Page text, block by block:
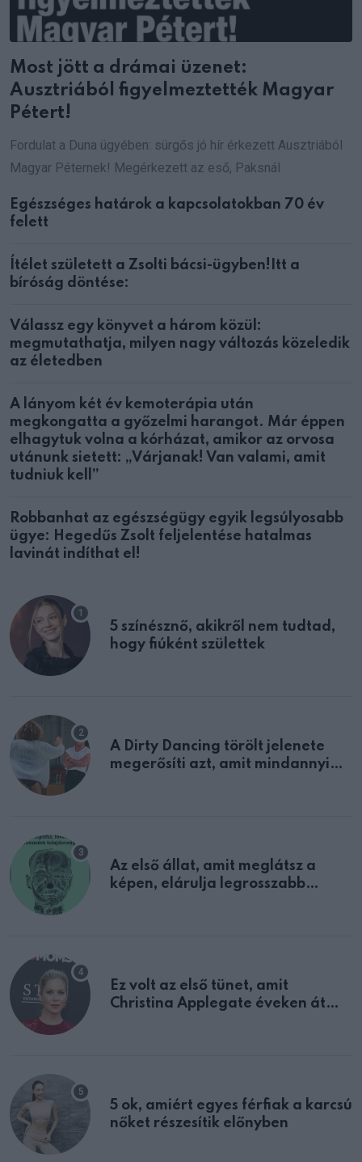
Most jött a drámai üzenet:
Ausztriából figyelmeztették Magyar
Pétert!
Fordulat a Duna ügyében: sürgős jó hír érkezett Ausztriából
Magyar Péternek! Megérkezett az eső, Paksnál
Egészséges határok a kapcsolatokban 70 év
felett
Ítélet született a Zsolti bácsi-ügyben!Itt a
bíróság döntése:
Válassz egy könyvet a három közül:
megmutathatja, milyen nagy változás közeledik
az életedben
A lányom két év kemoterápia után
megkongatta a győzelmi harangot. Már éppen
elhagytuk volna a kórházat, amikor az orvosa
utánunk sietett: „Várjanak! Van valami, amit
tudniuk kell”
Robbanhat az egészségügy egyik legsúlyosabb
ügye: Hegedűs Zsolt feljelentése hatalmas
lavinát indíthat el!
5 színésznő, akikről nem tudtad,
hogy fiúként születtek
A Dirty Dancing törölt jelenete
megerősíti azt, amit mindannyian
Az első állat, amit meglátsz a
képen, elárulja legrosszabb
Ez volt az első tünet, amit
Christina Applegate éveken át
5 ok, amiért egyes férfiak a karcsú
nőket részesítik előnyben